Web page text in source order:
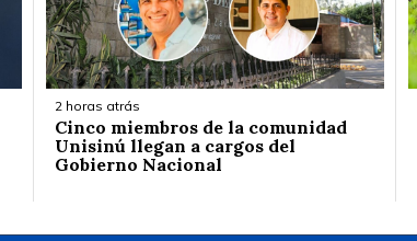
2 horas atrás
Cinco miembros de la comunidad
Unisinú llegan a cargos del
Gobierno Nacional